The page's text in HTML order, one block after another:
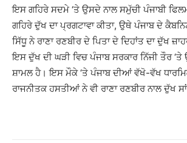
ਇਸ ਗਹਿਰੇ ਸਦਮੇ ‘ਤੇ ਉਸਦੇ ਨਾਲ ਸਮੁੱਚੀ ਪੰਜਾਬੀ
ਗਹਿਰੇ ਦੁੱਖ ਦਾ ਪ੍ਰਗਟਾਵਾ ਕੀਤਾ, ਉਥੇ ਪੰਜਾਬ ਦੇ
ਸਿੱਧੂ ਨੇ ਰਾਣਾ ਰਣਬੀਰ ਦੇ ਪਿਤਾ ਦੇ ਦਿਹਾਂਤ ਦਾ ਦੁੱਖ
ਇਸ ਦੁੱਖ ਦੀ ਘੜੀ ਵਿਚ ਪੰਜਾਬ ਸਰਕਾਰ ਨਿੱਜੀ ਤੌਰ ‘ਤੇ
ਸ਼ਾਮਲ ਹੈ। ਇਸ ਮੌਕੇ ‘ਤੇ ਪੰਜਾਬ ਦੀਆਂ ਵੱਖੋ-ਵੱਖ
ਰਾਜਨੀਤਕ ਹਸਤੀਆਂ ਨੇ ਵੀ ਰਾਣਾ ਰਣਬੀਰ ਨਾਲ ਦੁੱਖ